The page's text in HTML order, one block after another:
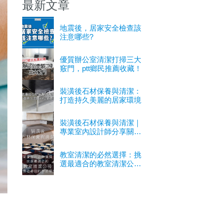
最新文章
地震後，居家安全檢查該
注意哪些?
優質辦公室清潔打掃三大
竅門，ptt鄉民推薦收藏！
裝潢後石材保養與清潔：
打造持久美麗的居家環境
裝潢後石材保養與清潔｜
專業室內設計師分享關鍵
教室清潔的必然選擇：挑
選最適合的教室清潔公司